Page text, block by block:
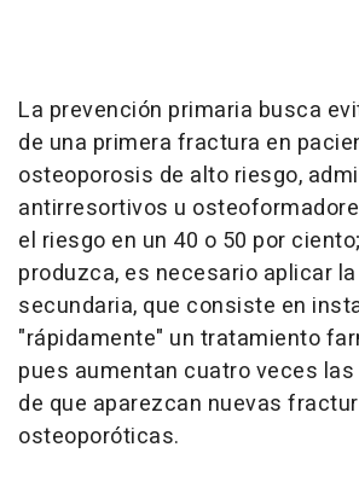
La prevención primaria busca
de una primera fractura en
osteoporosis de alto riesgo,
antirresortivos u
el riesgo en un 40 o 50 por
produzca, es necesario aplicar
secundaria, que consiste en
"rápidamente" un tratamiento
pues aumentan cuatro veces
de que aparezcan nuevas
osteoporóticas.